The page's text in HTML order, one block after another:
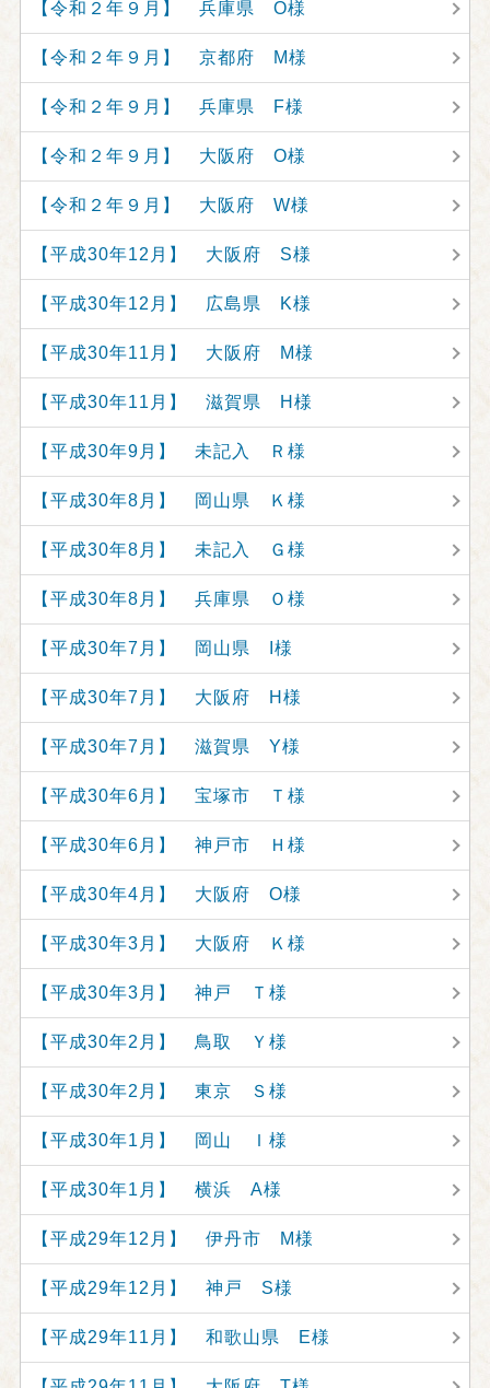
【令和２年９月】 兵庫県 O様
【令和２年９月】 京都府 M様
【令和２年９月】 兵庫県 F様
【令和２年９月】 大阪府 O様
【令和２年９月】 大阪府 W様
【平成30年12月】 大阪府 S様
【平成30年12月】 広島県 K様
【平成30年11月】 大阪府 M様
【平成30年11月】 滋賀県 H様
【平成30年9月】 未記入 Ｒ様
【平成30年8月】 岡山県 Ｋ様
【平成30年8月】 未記入 Ｇ様
【平成30年8月】 兵庫県 Ｏ様
【平成30年7月】 岡山県 I様
【平成30年7月】 大阪府 H様
【平成30年7月】 滋賀県 Y様
【平成30年6月】 宝塚市 Ｔ様
【平成30年6月】 神戸市 Ｈ様
【平成30年4月】 大阪府 O様
【平成30年3月】 大阪府 Ｋ様
【平成30年3月】 神戸 Ｔ様
【平成30年2月】 鳥取 Ｙ様
【平成30年2月】 東京 Ｓ様
【平成30年1月】 岡山 Ｉ様
【平成30年1月】 横浜 A様
【平成29年12月】 伊丹市 M様
【平成29年12月】 神戸 S様
【平成29年11月】 和歌山県 E様